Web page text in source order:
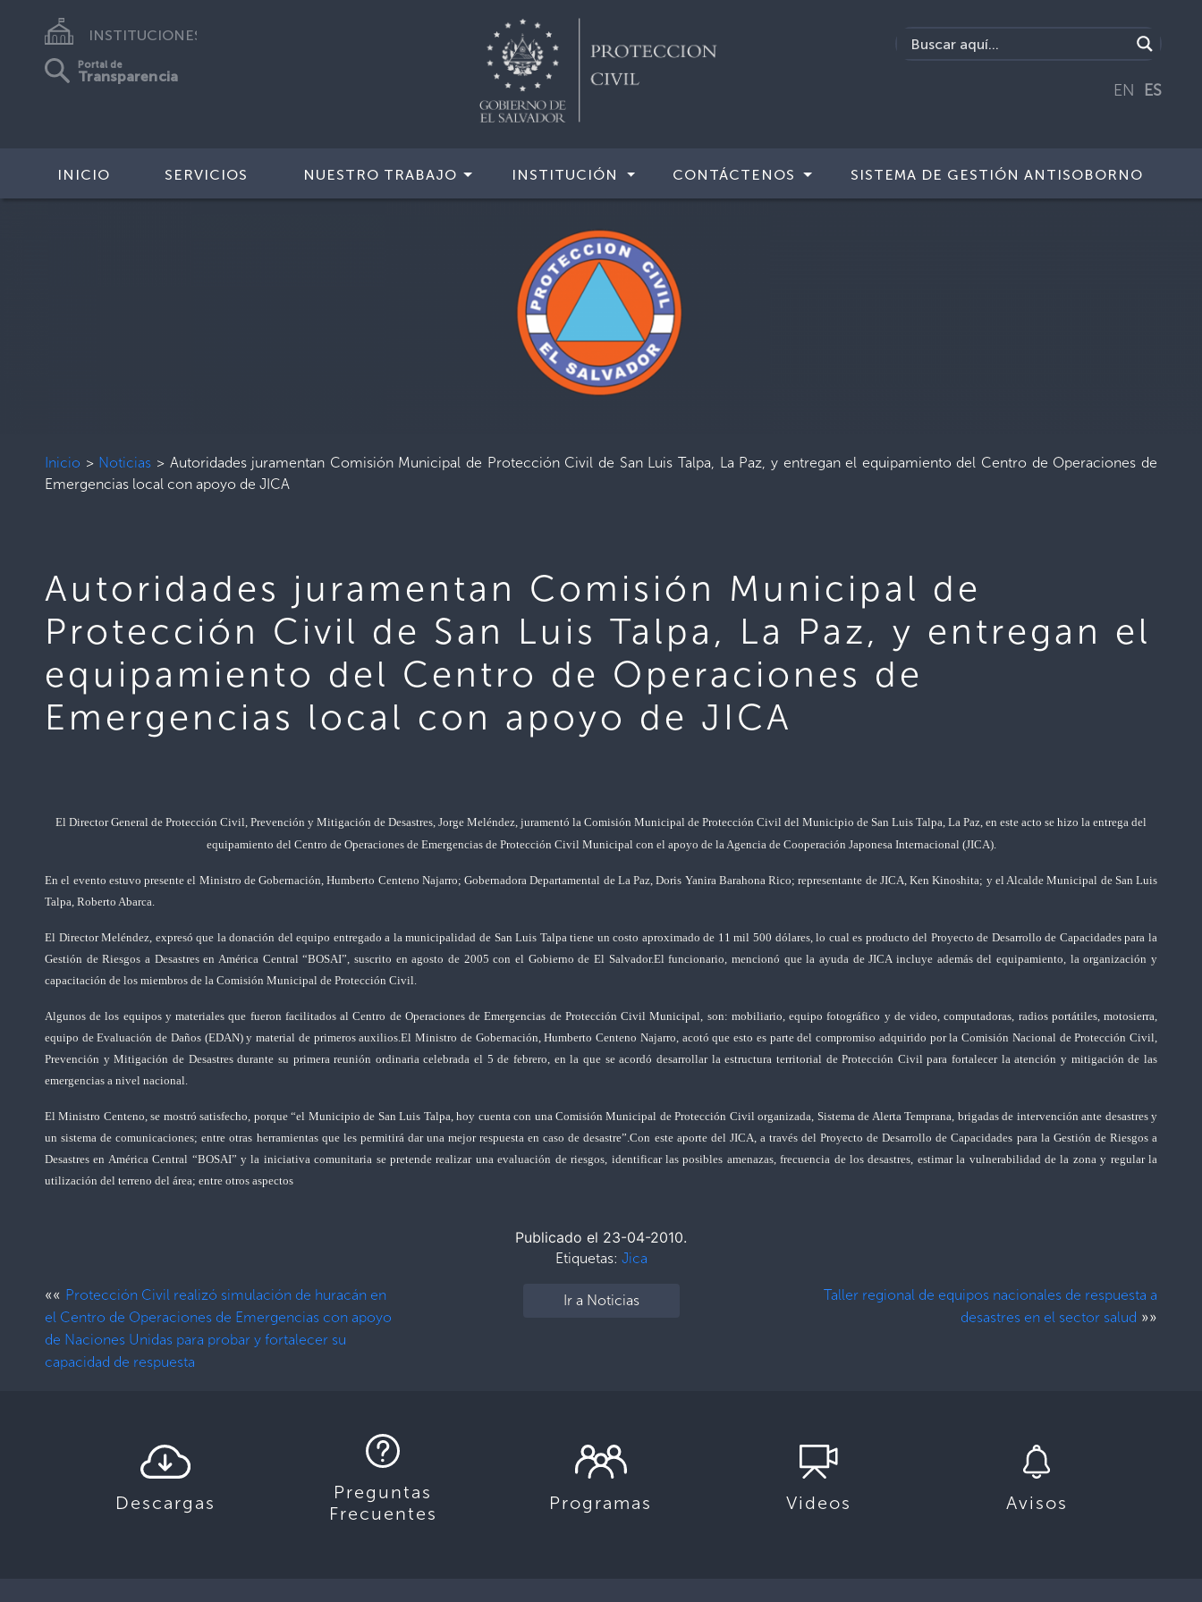
INSTITUCIONES
Portal de
Transparencia
EN ES
INICIO SERVICIOS NUESTRO TRABAJO INSTITUCIÓN CONTÁCTENOS SISTEMA DE GESTIÓN ANTISOBORNO
Inicio > Noticias > Autoridades juramentan Comisión Municipal de Protección Civil de San Luis Talpa, La Paz, y entregan el equipamiento del Centro de Operaciones de
Emergencias local con apoyo de JICA
Autoridades juramentan Comisión Municipal de
Protección Civil de San Luis Talpa, La Paz, y entregan el
equipamiento del Centro de Operaciones de
Emergencias local con apoyo de JICA
El Director General de Protección Civil, Prevención y Mitigación de Desastres, Jorge Meléndez, juramentó la Comisión Municipal de Protección Civil del Municipio de San Luis Talpa, La Paz, en este acto se hizo la entrega del
equipamiento del Centro de Operaciones de Emergencias de Protección Civil Municipal con el apoyo de la Agencia de Cooperación Japonesa Internacional (JICA).
En el evento estuvo presente el Ministro de Gobernación, Humberto Centeno Najarro; Gobernadora Departamental de La Paz, Doris Yanira Barahona Rico; representante de JICA, Ken Kinoshita; y el Alcalde Municipal de San Luis
Talpa, Roberto Abarca.
El Director Meléndez, expresó que la donación del equipo entregado a la municipalidad de San Luis Talpa tiene un costo aproximado de 11 mil 500 dólares, lo cual es producto del Proyecto de Desarrollo de Capacidades para la
Gestión de Riesgos a Desastres en América Central “BOSAI”, suscrito en agosto de 2005 con el Gobierno de El Salvador.El funcionario, mencionó que la ayuda de JICA incluye además del equipamiento, la organización y
capacitación de los miembros de la Comisión Municipal de Protección Civil.
Algunos de los equipos y materiales que fueron facilitados al Centro de Operaciones de Emergencias de Protección Civil Municipal, son: mobiliario, equipo fotográfico y de video, computadoras, radios portátiles, motosierra,
equipo de Evaluación de Daños (EDAN) y material de primeros auxilios.El Ministro de Gobernación, Humberto Centeno Najarro, acotó que esto es parte del compromiso adquirido por la Comisión Nacional de Protección Civil,
Prevención y Mitigación de Desastres durante su primera reunión ordinaria celebrada el 5 de febrero, en la que se acordó desarrollar la estructura territorial de Protección Civil para fortalecer la atención y mitigación de las
emergencias a nivel nacional.
El Ministro Centeno, se mostró satisfecho, porque “el Municipio de San Luis Talpa, hoy cuenta con una Comisión Municipal de Protección Civil organizada, Sistema de Alerta Temprana, brigadas de intervención ante desastres y
un sistema de comunicaciones; entre otras herramientas que les permitirá dar una mejor respuesta en caso de desastre”.Con este aporte del JICA, a través del Proyecto de Desarrollo de Capacidades para la Gestión de Riesgos a
Desastres en América Central “BOSAI” y la iniciativa comunitaria se pretende realizar una evaluación de riesgos, identificar las posibles amenazas, frecuencia de los desastres, estimar la vulnerabilidad de la zona y regular la
utilización del terreno del área; entre otros aspectos
Publicado el 23-04-2010.
Etiquetas: Jica
«« Protección Civil realizó simulación de huracán en
el Centro de Operaciones de Emergencias con apoyo
de Naciones Unidas para probar y fortalecer su
capacidad de respuesta
Ir a Noticias
Taller regional de equipos nacionales de respuesta a
desastres en el sector salud »»
Descargas
Preguntas
Frecuentes
Programas Videos Avisos